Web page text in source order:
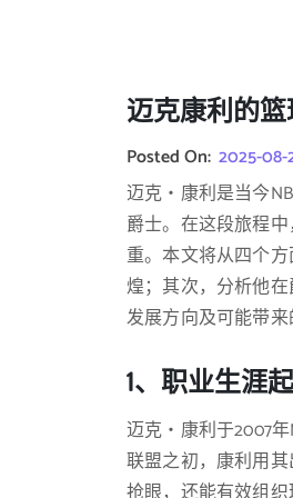
迈克康利的
Posted On: 2025-08-
迈克・康利是当今
爵士。在这段旅程
重。本文将从四个
煌；其次，分析他
发展方向及可能带
1、职业生涯
迈克・康利于2007
联盟之初，康利用